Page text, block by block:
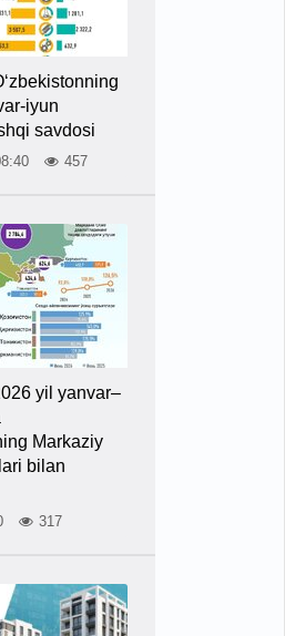
iyun
savdosi
457
yil yanvar–
Markaziy
bilan
317